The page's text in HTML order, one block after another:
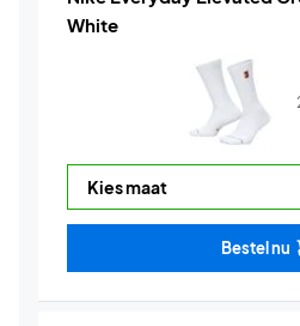
White
Bestel nu